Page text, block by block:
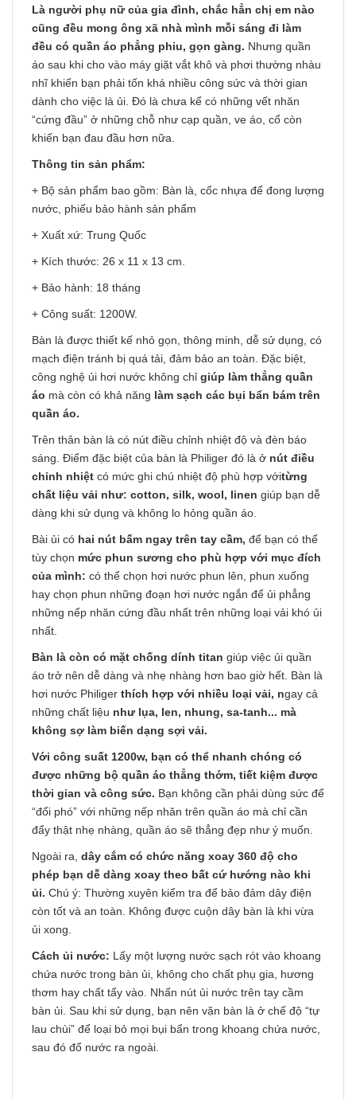
Là người phụ nữ của gia đình, chắc hẳn chị em nào
cũng đều mong ông xã nhà mình mỗi sáng đi làm
đều có quần áo phẳng phiu, gọn gàng. Nhưng quần
áo sau khi cho vào máy giặt vắt khô và phơi thường nhàu
nhĩ khiến bạn phải tốn khá nhiều công sức và thời gian
dành cho việc là ủi. Đó là chưa kể có những vết nhăn
“cứng đầu” ở những chỗ như cạp quần, ve áo, cổ còn
khiến bạn đau đầu hơn nữa.
Thông tin sản phẩm:
+ Bộ sản phẩm bao gồm: Bàn là, cốc nhựa để đong lượng
nước, phiếu bảo hành sản phẩm
+ Xuất xứ: Trung Quốc
+ Kích thước: 26 x 11 x 13 cm.
+ Bảo hành: 18 tháng
+ Công suất: 1200W.
Bàn là được thiết kế nhỏ gọn, thông minh, dễ sử dụng, có
mạch điện tránh bị quá tải, đảm bảo an toàn. Đặc biệt,
công nghệ ủi hơi nước không chỉ giúp làm thẳng quần
áo mà còn có khả năng làm sạch các bụi bẩn bám trên
quần áo.
Trên thân bàn là có nút điều chỉnh nhiệt độ và đèn báo
sáng. Điểm đặc biệt của bàn là Philiger đó là ở nút điều
chỉnh nhiệt có mức ghi chú nhiệt độ phù hợp vớitừng
chất liệu vải như: cotton, silk, wool, linen giúp bạn dễ
dàng khi sử dụng và không lo hỏng quần áo.
Bài ủi có hai nút bấm ngay trên tay cầm, để bạn có thể
tùy chọn mức phun sương cho phù hợp với mục đích
của mình: có thể chọn hơi nước phun lên, phun xuống
hay chọn phun những đoạn hơi nước ngắn để ủi phẳng
những nếp nhăn cứng đầu nhất trên những loại vải khó ủi
nhất.
Bàn là còn có mặt chống dính titan giúp việc ủi quần
áo trở nên dễ dàng và nhẹ nhàng hơn bao giờ hết. Bàn là
hơi nước Philiger thích hợp với nhiều loại vải, ngay cả
những chất liệu như lụa, len, nhung, sa-tanh... mà
không sợ làm biến dạng sợi vải.
Với công suất 1200w, bạn có thể nhanh chóng có
được những bộ quần áo thẳng thớm, tiết kiệm được
thời gian và công sức. Bạn không cần phải dùng sức để
“đối phó” với những nếp nhăn trên quần áo mà chỉ cần
đẩy thật nhẹ nhàng, quần áo sẽ thẳng đẹp như ý muốn.
Ngoài ra, dây cắm có chức năng xoay 360 độ cho
phép bạn dễ dàng xoay theo bất cứ hướng nào khi
ủi. Chú ý: Thường xuyên kiểm tra để bảo đảm dây điện
còn tốt và an toàn. Không được cuộn dây bàn là khi vừa
ủi xong.
Cách ủi nước: Lấy một lượng nước sạch rót vào khoang
chứa nước trong bàn ủi, không cho chất phụ gia, hương
thơm hay chất tẩy vào. Nhấn nút ủi nước trên tay cầm
bàn ủi. Sau khi sử dụng, bạn nên vặn bàn là ở chế độ “tự
lau chùi” để loại bỏ mọi bụi bẩn trong khoang chứa nước,
sau đó đổ nước ra ngoài.